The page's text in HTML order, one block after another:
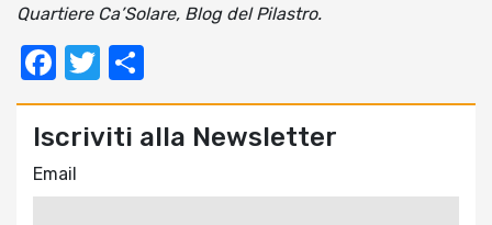
Quartiere Ca’Solare, Blog del Pilastro.
Facebook
Twitter
Iscriviti alla Newsletter
Email